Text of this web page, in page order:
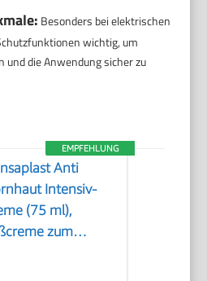
Besonders bei elektrischen
wichtig, um
und die Anwendung sicher zu
EMPFEHLUNG
Anti
Intensiv-
(75 ml),
zum